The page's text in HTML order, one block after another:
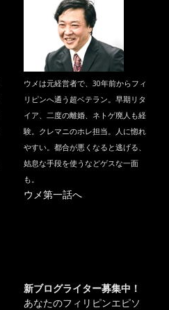
ウメは元経営者で、30年前からフィ
リピンへ通う超ベテラン。早期リタ
イア、二度の離婚、ネトゲ廃人も経
験。クレマニのホレ担当。人に惚れ
やすい。都合が悪くなると逃げる、
姑息な手段を使うなどゲスな一面
も。
ウメ第一話へ
新ブログライター募集中！
あなたのフィリピンエピソ